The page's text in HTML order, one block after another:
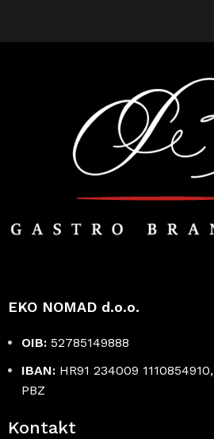
EKO NOMAD d.o.o.
OIB: 52785149888
IBAN: HR91 234009 1110854910,
PBZ
Kontakt